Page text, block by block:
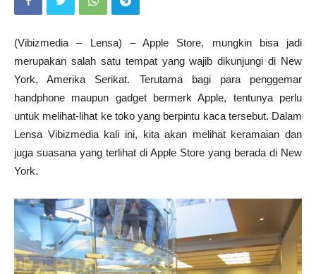
(Vibizmedia – Lensa) – Apple Store, mungkin bisa jadi
merupakan salah satu tempat yang wajib dikunjungi di New
York, Amerika Serikat. Terutama bagi para penggemar
handphone maupun gadget bermerk Apple, tentunya perlu
untuk melihat-lihat ke toko yang berpintu kaca tersebut. Dalam
Lensa Vibizmedia kali ini, kita akan melihat keramaian dan
juga suasana yang terlihat di Apple Store yang berada di New
York.